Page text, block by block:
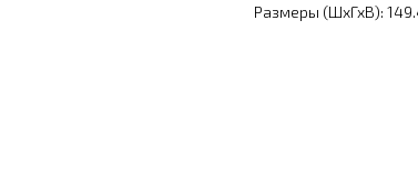
Размеры (ШхГхВ):